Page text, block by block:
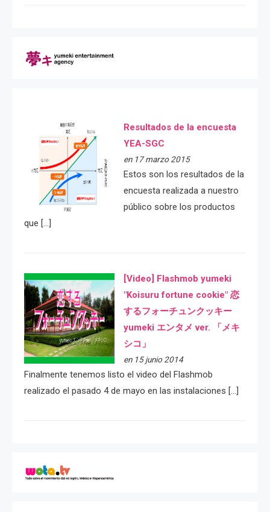
Resultados de la encuesta
YEA-SGC
en 17 marzo 2015
Estos son los resultados de la
encuesta realizada a nuestro
público sobre los productos
que […]
[Video] Flashmob yumeki
"Koisuru fortune cookie" 恋
するフォーチュンクッキー
yumeki エンタメ ver. 「メキ
シコ」
en 15 junio 2014
Finalmente tenemos listo el video del Flashmob
realizado el pasado 4 de mayo en las instalaciones […]